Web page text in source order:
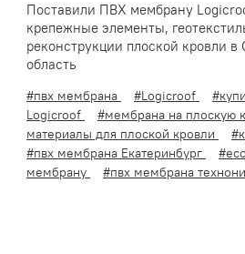
Поставили ПВХ мембрану
крепежные элементы,
реконструкции плоской кровли в
область
#пвх мембрана #Logicroof
Logicroof
#мембрана на плоскую
материалы для плоской кровли
#пвх мембрана Екатеринбург
мембрану
#пвх мембрана